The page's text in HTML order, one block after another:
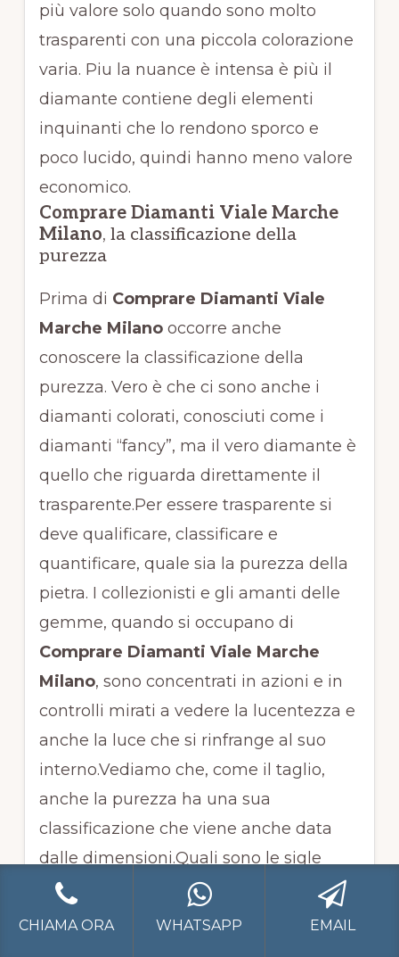
più valore solo quando sono molto
trasparenti con una piccola colorazione
varia. Piu la nuance è intensa è più il
diamante contiene degli elementi
inquinanti che lo rendono sporco e
poco lucido, quindi hanno meno valore
economico.
Comprare Diamanti Viale Marche
Milano, la classificazione della
purezza
Prima di Comprare Diamanti Viale
Marche Milanooccorre anche
conoscere la classificazione della
purezza. Vero è che ci sono anche i
diamanti colorati, conosciuti come i
diamanti “fancy”, ma il vero diamante è
quello che riguarda direttamente il
trasparente.Per essere trasparente si
deve qualificare, classificare e
quantificare, quale sia la purezza della
pietra. I collezionisti e gli amanti delle
gemme, quando si occupano di
Comprare Diamanti Viale Marche
Milano, sono concentrati in azioni e in
controlli mirati a vedere la lucentezza e
anche la luce che si rinfrange al suo
interno.Vediamo che, come il taglio,
anche la purezza ha una sua
classificazione che viene anche data
dalle dimensioni.Quali sono le sigle
della purezza che devono interessare
chiunque va aComprare Diamanti
CHIAMA ORA WHATSAPP EMAIL